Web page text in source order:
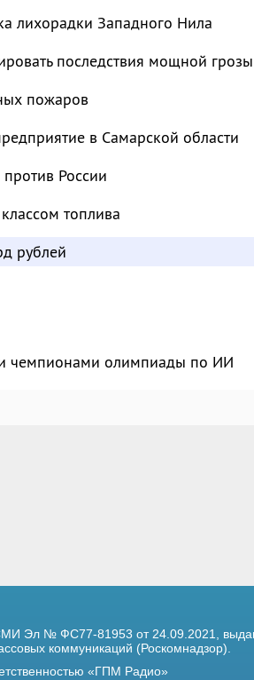
лихорадки Западного Нила
последствия мощной грозы
пожаров
в Самарской области
России
топлива
рублей
чемпионами олимпиады по ИИ
Эл № ФС77-81953 от 24.09.2021,
коммуникаций (Роскомнадзор).
«ГПМ Радио»